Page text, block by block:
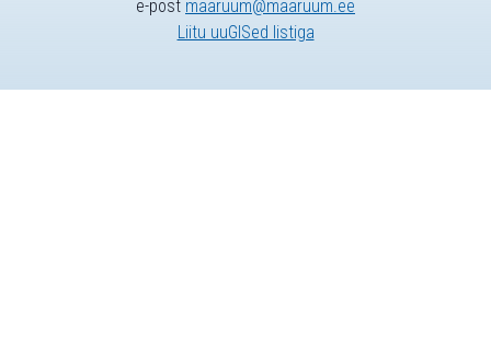
e-post maaruum@maaruum.ee
Liitu uuGISed listiga